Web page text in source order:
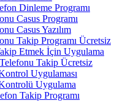
Dinleme Programı
Casus Programı
Casus Yazılım
Takip Programı Ücretsiz
Etmek İçin Uygulama
Takip Ücretsiz
Uygulaması
Uygulama
Takip Programı